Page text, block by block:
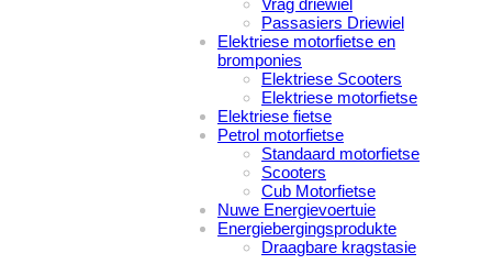
Passasiers Driewiel
Elektriese motorfietse en
bromponies
Elektriese Scooters
Elektriese motorfietse
Elektriese fietse
Petrol motorfietse
Standaard motorfietse
Scooters
Cub Motorfietse
Nuwe Energievoertuie
Energiebergingsprodukte
Draagbare kragstasie